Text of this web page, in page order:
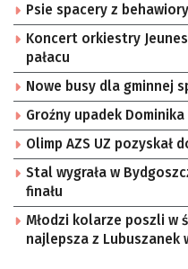
Psie spacery z
Koncert orkiestry
pałacu
Nowe busy dla gminnej
Groźny upadek Dominika
Olimp AZS UZ pozyskał
Stal wygrała w
finału
Młodzi kolarze poszli w
najlepsza z Lubuszanek